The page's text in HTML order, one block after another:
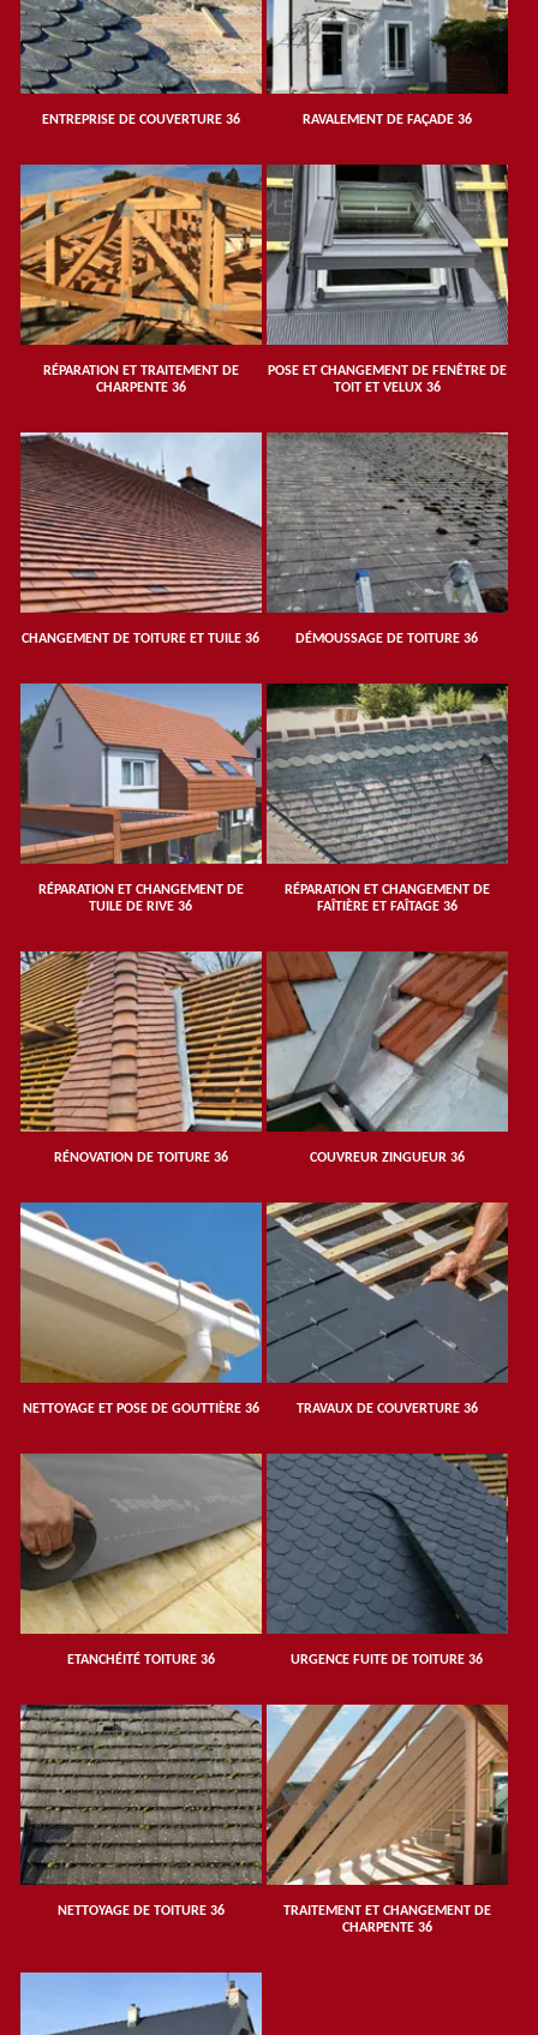
ENTREPRISE DE COUVERTURE 36 RAVALEMENT DE FAÇADE 36
RÉPARATION ET TRAITEMENT DE
CHARPENTE 36
POSE ET CHANGEMENT DE FENÊTRE DE
TOIT ET VELUX 36
CHANGEMENT DE TOITURE ET TUILE 36 DÉMOUSSAGE DE TOITURE 36
RÉPARATION ET CHANGEMENT DE
TUILE DE RIVE 36
RÉPARATION ET CHANGEMENT DE
FAÎTIÈRE ET FAÎTAGE 36
RÉNOVATION DE TOITURE 36 COUVREUR ZINGUEUR 36
NETTOYAGE ET POSE DE GOUTTIÈRE 36 TRAVAUX DE COUVERTURE 36
ETANCHÉITÉ TOITURE 36 URGENCE FUITE DE TOITURE 36
NETTOYAGE DE TOITURE 36
TRAITEMENT ET CHANGEMENT DE
CHARPENTE 36